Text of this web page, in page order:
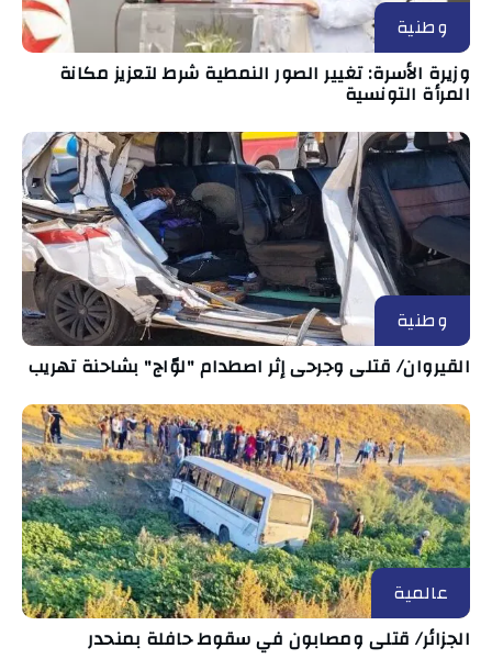
وطنية
وزيرة الأسرة: تغيير الصور النمطية شرط لتعزيز مكانة
المرأة التونسية
وطنية
القيروان/ قتلى وجرحى إثر اصطدام "لوّاج" بشاحنة تهريب
عالمية
الجزائر/ قتلى ومصابون في سقوط حافلة بمنحدر